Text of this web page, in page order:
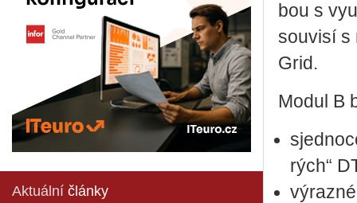
Aktuální články
bou s
sou­vi­sí s
Grid.
Modul B
rých“